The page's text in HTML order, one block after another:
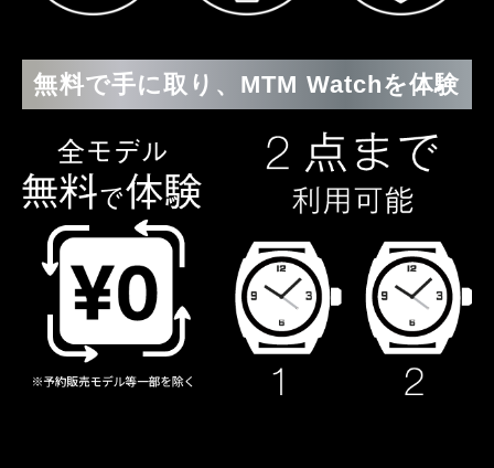
無料で手に取り、MTM Watchを体験